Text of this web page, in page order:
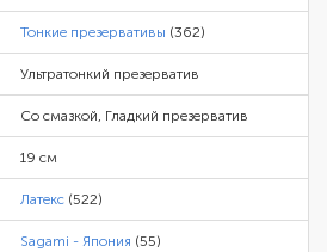
Тонкие презервативы (362)
Ультратонкий презерватив
Со смазкой, Гладкий презерватив
19 см
Латекс (522)
Sagami - Япония (55)